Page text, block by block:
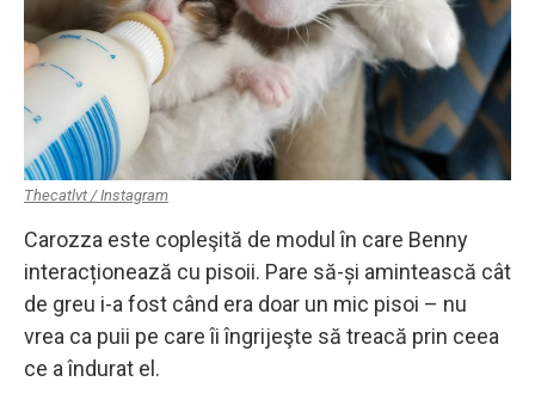
Thecatlvt / Instagram
Carozza este copleşită de modul în care Benny
interacționează cu pisoii. Pare să-și amintească cât
de greu i-a fost când era doar un mic pisoi – nu
vrea ca puii pe care îi îngrijeşte să treacă prin ceea
ce a îndurat el.